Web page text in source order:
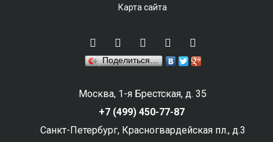
Карта сайта
Поделиться…
Москва, 1-я Брестская, д. 35
+7 (499) 450-77-87
Санкт-Петербург, Красногвардейская пл., д.3